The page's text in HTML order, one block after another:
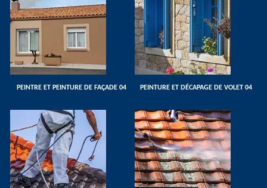
PEINTRE ET PEINTURE DE FAÇADE 04 PEINTURE ET DÉCAPAGE DE VOLET 04